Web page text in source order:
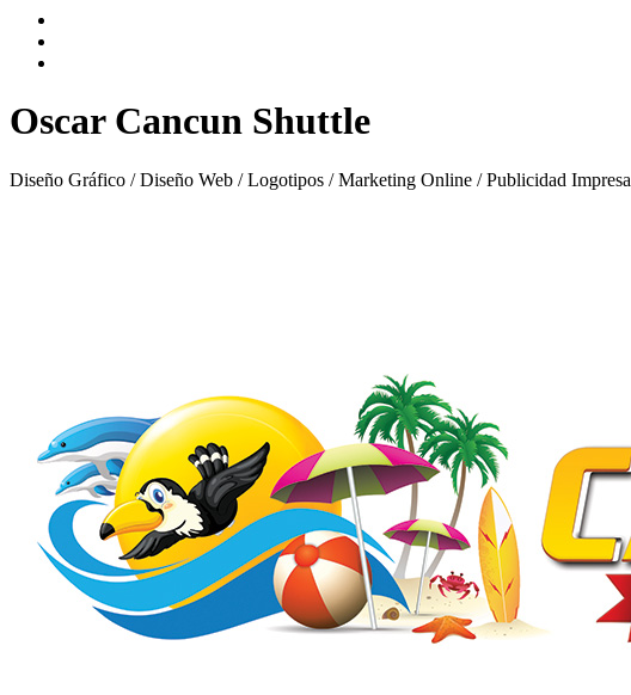
Oscar Cancun Shuttle
Diseño Gráfico / Diseño Web / Logotipos / Marketing Online / Publicidad Impresa